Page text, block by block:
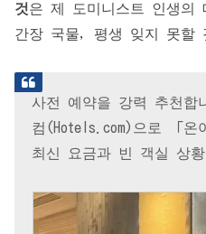
것은 제 도미니스트 인생의
간장 국물, 평생 잊지 못할
사전 예약을 강력 추천합
컴(Hotels.com)으로 「온
최신 요금과 빈 객실 상